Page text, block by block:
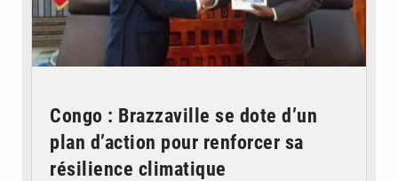
Congo : Brazzaville se dote d’un
plan d’action pour renforcer sa
résilience climatique